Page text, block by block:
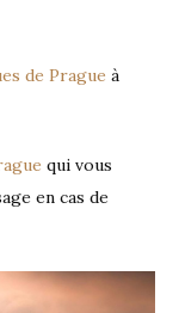
de Prague à
qui vous
en cas de